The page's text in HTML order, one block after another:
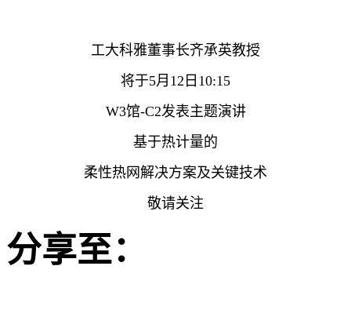
工大科雅董事长齐承英教授
将于5月12日10:15
W3馆-C2发表主题演讲
基于热计量的
柔性热网解决方案及关键技术
敬请关注
分享至：